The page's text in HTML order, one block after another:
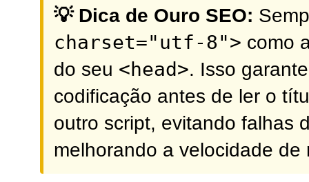
💡 Dica de Ouro SEO:
charset="utf-8"> como
do seu <head>. Isso
codificação antes de ler o
outro script, evitando falhas
melhorando a velocidade de